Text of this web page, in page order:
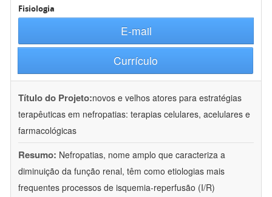
Fisiologia
E-mail
Currículo
Título do Projeto:novos e velhos atores para estratégias
terapêuticas em nefropatias: terapias celulares, acelulares e
farmacológicas
Resumo: Nefropatias, nome amplo que caracteriza a
diminuição da função renal, têm como etiologias mais
frequentes processos de isquemia-reperfusão (I/R)